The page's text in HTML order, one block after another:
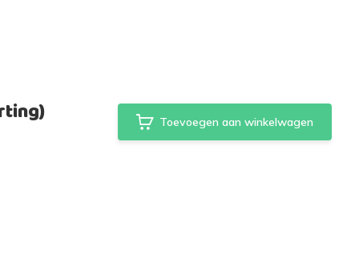
Toevoegen aan winkelwagen